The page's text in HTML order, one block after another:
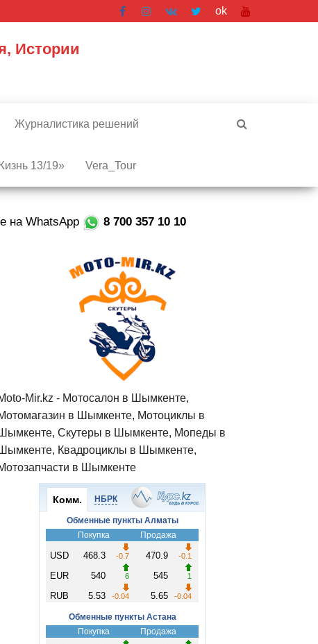
ok
Истории
Журналистика решений
13/19» Vera_Tour
на WhatsApp 8 700 357 10 10
Mir.kz - Мотосалон в Шымкенте,
в Шымкенте, Мотоциклы в
Шымкенте, Скутеры в Шымкенте, Мопеды в
Шымкенте, Квадроциклы в Шымкенте,
в Шымкенте